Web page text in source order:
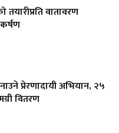
वातावरण
प्रेरणादायी अभियान, २५
वितरण